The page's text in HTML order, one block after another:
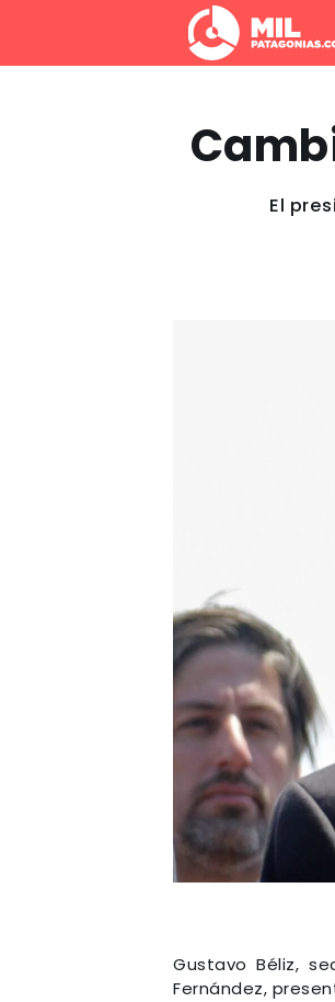
El
Gustavo Béliz,
Fernández,